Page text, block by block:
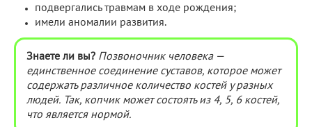
подвергались травмам в ходе рождения;
имели аномалии развития.
Знаете ли вы? Позвоночник человека —
единственное соединение суставов, которое может
содержать различное количество костей у разных
людей. Так, копчик может состоять из 4, 5, 6 костей,
что является нормой.